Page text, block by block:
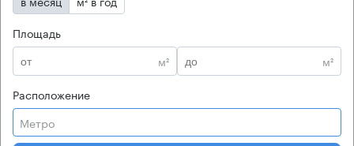
Площадь
м²
м²
Расположение
Метро